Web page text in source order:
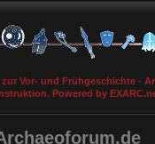
Vor- und Frühgeschichte -
Powered by